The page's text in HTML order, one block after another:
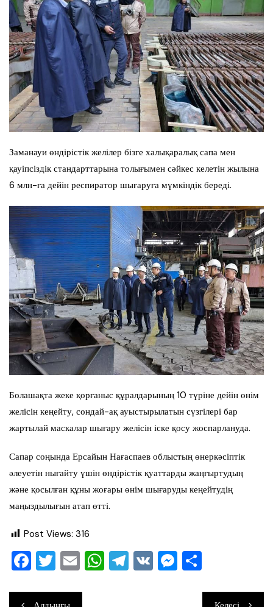
Заманауи өндірістік желілер бізге халықаралық сапа мен
қауіпсіздік стандарттарына толығымен сәйкес келетін жылына
6 млн-ға дейін респиратор шығаруға мүмкіндік береді.
Болашақта жеке қорғаныс құралдарының 10 түріне дейін өнім
желісін кеңейту, сондай-ақ ауыстырылатын сүзгілері бар
жартылай маскалар шығару желісін іске қосу жоспарлануда.
Сапар соңында Ерсайын Нағаспаев облыстың өнеркәсіптік
әлеуетін нығайту үшін өндірістік қуаттарды жаңғыртудың
және қосылған құны жоғары өнім шығаруды кеңейтудің
маңыздылығын атап өтті.
Post Views: 316
F
c
T
tt
E
ai
W T V M
ра